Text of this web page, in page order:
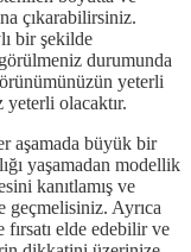
çıkarabilirsiniz.
bir şekilde
durumunda
yeterli
yeterli olacaktır.
aşamada büyük bir
yaşamadan modellik
kanıtlamış ve
geçmelisiniz. Ayrıca
elde edebilir ve